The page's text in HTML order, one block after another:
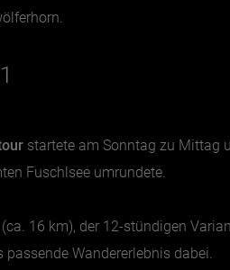
startete am Sonntag zu Mittag
Fuschlsee umrundete.
16 km), der 12-stündigen
passende Wandererlebnis dabei.